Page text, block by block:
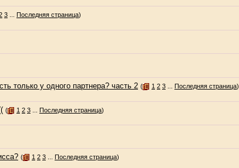
3... Последняя страница)
только у одного партнера? часть 2 ( 1 2 3... Последняя страница)
( 1 2 3... Последняя страница)
( 1 2 3... Последняя страница)